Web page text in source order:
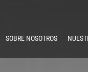
SOBRE NOSOTROS